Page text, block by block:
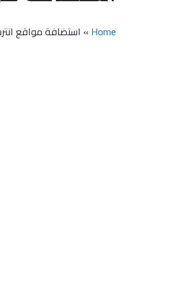
Home
» استضافة مواقع